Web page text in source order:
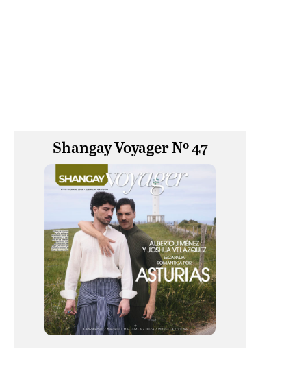
Shangay Voyager Nº 47